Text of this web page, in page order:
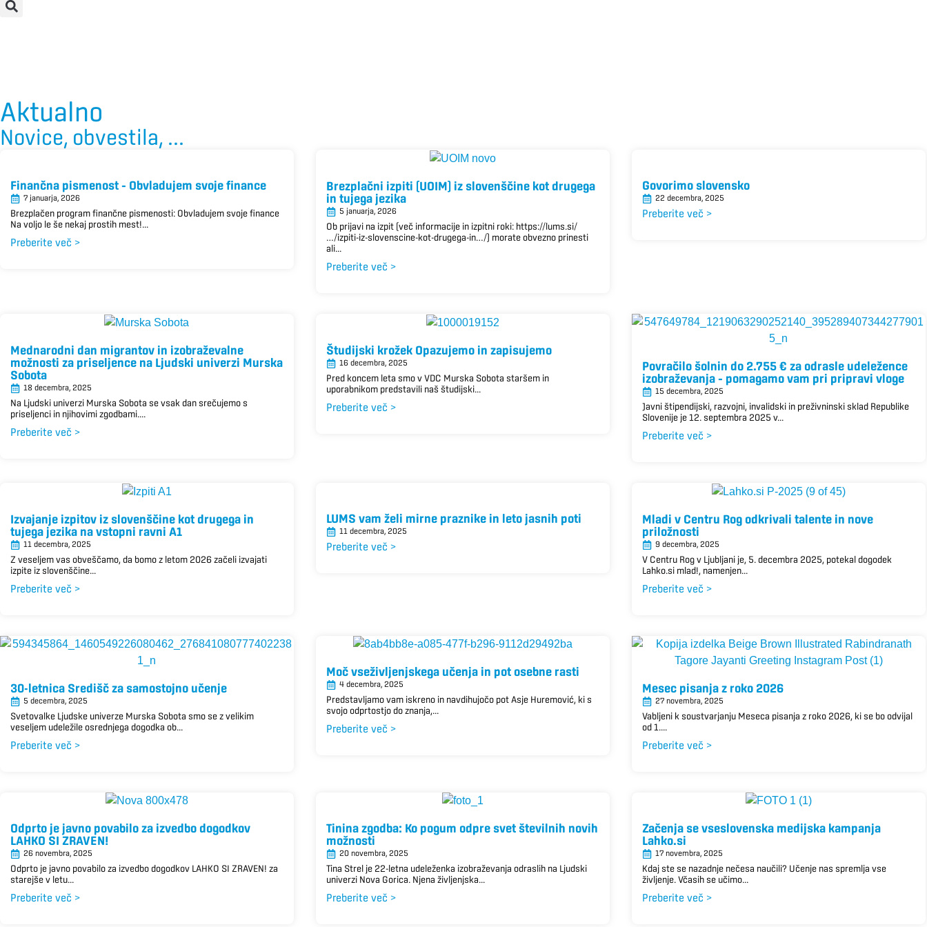
Aktualno
Novice, obvestila, ...
Finančna pismenost – Obvladujem svoje finance
7 januarja, 2026
Brezplačen program finančne pismenosti: Obvladujem svoje finance
Na voljo le še nekaj prostih mest!...
Preberite več >
Brezplačni izpiti (UOIM) iz slovenščine kot drugega
in tujega jezika
5 januarja, 2026
Ob prijavi na izpit (več informacije in izpitni roki: https://lums.si/
…/izpiti-iz-slovenscine-kot-drugega-in…/) morate obvezno prinesti
ali...
Preberite več >
Govorimo slovensko
22 decembra, 2025
Preberite več >
Mednarodni dan migrantov in izobraževalne
možnosti za priseljence na Ljudski univerzi Murska
Sobota
18 decembra, 2025
Na Ljudski univerzi Murska Sobota se vsak dan srečujemo s
priseljenci in njihovimi zgodbami....
Preberite več >
Študijski krožek Opazujemo in zapisujemo
16 decembra, 2025
Pred koncem leta smo v VDC Murska Sobota staršem in
uporabnikom predstavili naš študijski...
Preberite več >
Povračilo šolnin do 2.755 € za odrasle udeležence
izobraževanja – pomagamo vam pri pripravi vloge
15 decembra, 2025
Javni štipendijski, razvojni, invalidski in preživninski sklad Republike
Slovenije je 12. septembra 2025 v...
Preberite več >
Izvajanje izpitov iz slovenščine kot drugega in
tujega jezika na vstopni ravni A1
11 decembra, 2025
Z veseljem vas obveščamo, da bomo z letom 2026 začeli izvajati
izpite iz slovenščine...
Preberite več >
LUMS vam želi mirne praznike in leto jasnih poti
11 decembra, 2025
Preberite več >
Mladi v Centru Rog odkrivali talente in nove
priložnosti
9 decembra, 2025
V Centru Rog v Ljubljani je, 5. decembra 2025, potekal dogodek
Lahko.si mlad!, namenjen...
Preberite več >
30-letnica Središč za samostojno učenje
5 decembra, 2025
Svetovalke Ljudske univerze Murska Sobota smo se z velikim
veseljem udeležile osrednjega dogodka ob...
Preberite več >
Moč vseživljenjskega učenja in pot osebne rasti
4 decembra, 2025
Predstavljamo vam iskreno in navdihujočo pot Asje Huremović, ki s
svojo odprtostjo do znanja,...
Preberite več >
Mesec pisanja z roko 2026
27 novembra, 2025
Vabljeni k soustvarjanju Meseca pisanja z roko 2026, ki se bo odvijal
od 1....
Preberite več >
Odprto je javno povabilo za izvedbo dogodkov
LAHKO SI ZRAVEN!
26 novembra, 2025
Odprto je javno povabilo za izvedbo dogodkov LAHKO SI ZRAVEN! za
starejše v letu...
Preberite več >
Tinina zgodba: Ko pogum odpre svet številnih novih
možnosti
20 novembra, 2025
Tina Strel je 22-letna udeleženka izobraževanja odraslih na Ljudski
univerzi Nova Gorica. Njena življenjska...
Preberite več >
Začenja se vseslovenska medijska kampanja
Lahko.si
17 novembra, 2025
Kdaj ste se nazadnje nečesa naučili? Učenje nas spremlja vse
življenje. Včasih se učimo...
Preberite več >